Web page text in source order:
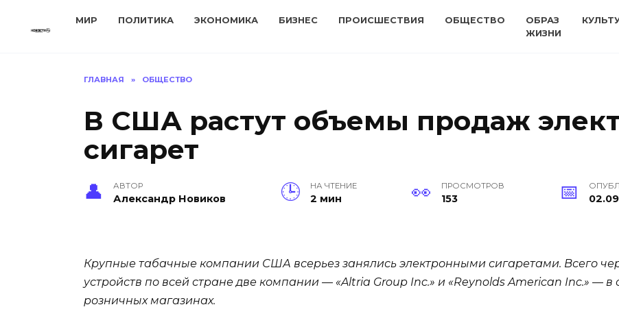
МИР ПОЛИТИКА ЭКОНОМИКА БИЗНЕС ПРОИСШЕСТВИЯ ОБЩЕСТВО
ОБРАЗ
ЖИЗНИ
ГЛАВНАЯ » ОБЩЕСТВО
В США растут объемы продаж
сигарет
АВТОР
Александр Новиков
НА ЧТЕНИЕ
2 мин
ПРОСМОТРОВ
153
Крупные табачные компании США всерьез занялись электронными сигаретами. Всего
устройств по всей стране две компании — «Altria Group Inc.» и «Reynolds American Inc.» —
розничных магазинах.